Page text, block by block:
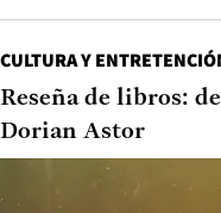
CULTURA Y
Reseña de libros:
Dorian Astor